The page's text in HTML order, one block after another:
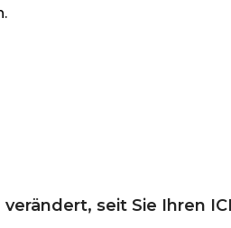
verändert, seit Sie Ihren